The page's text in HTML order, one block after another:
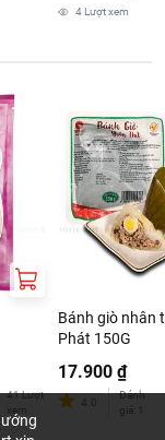
4Lượt xem
41Lượt
xem
Bánh giò nhân
Phát 150G
17.900 ₫
4.0
Đánh
giá